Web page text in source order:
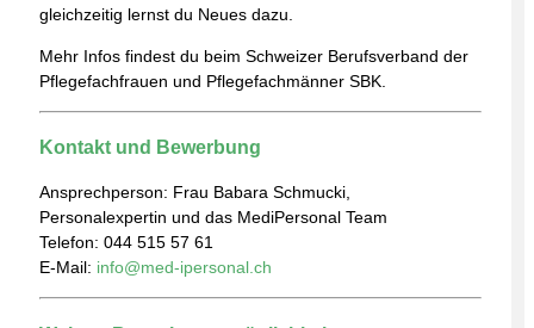
gleichzeitig lernst du Neues dazu.
Mehr Infos findest du beim Schweizer Berufsverband der
Pflegefachfrauen und Pflegefachmänner SBK
Kontakt und Bewerbung
Ansprechperson: Frau Babara Schmucki,
Personalexpertin und das MediPersonal Team
Telefon: 044 515 57 61
E-Mail: info@med-ipersonal.ch